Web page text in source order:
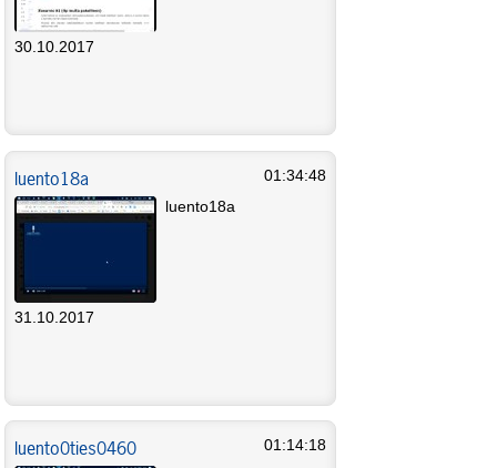
30.10.2017
luento18a
01:34:48
luento18a
31.10.2017
luento0ties0460
01:14:18